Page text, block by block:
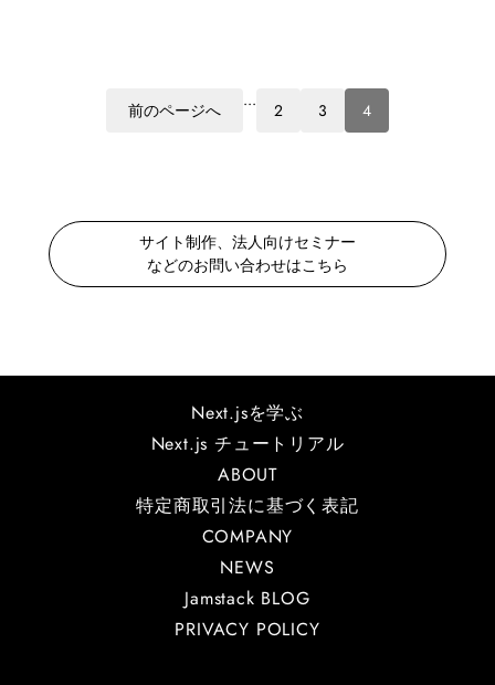
前のページへ ... 2 3 4
サイト制作、法人向けセミナー
などのお問い合わせはこちら
Next.jsを学ぶ
Next.js チュートリアル
ABOUT
特定商取引法に基づく表記
COMPANY
NEWS
Jamstack BLOG
PRIVACY POLICY